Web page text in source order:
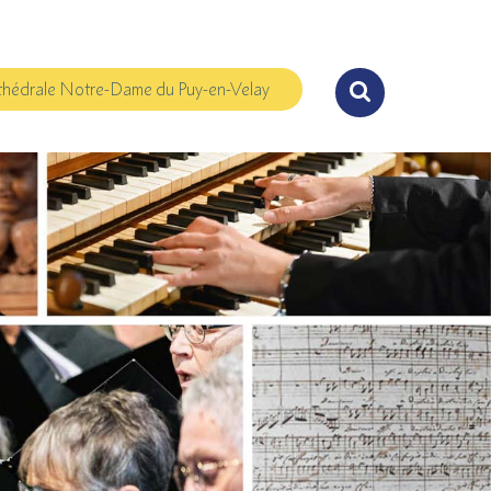
Notre-Dame du Puy-en-Velay